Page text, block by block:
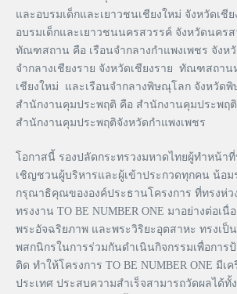
และอบรมเด็กและเยาวชนเชียงใหม่ จังหวัดเชี
อบรมเด็กและเยาวชนนครสวรรค์ จังหวัดนคร
ทัณฑสถาน คือ เรือนจำกลางกำแพงเพชร จังห
จำกลางเชียงราย จังหวัดเชียงราย ทัณฑสถาน
เชียงใหม่ และเรือนจำกลางพิษณุโลก จังหวัด
สำนักงานคุมประพฤติ คือ สำนักงานคุมประพฤ
สำนักงานคุมประพฤติจังหวัดกำแพงเพชร
โอกาสนี้ รองปลัดกระทรวงมหาดไทยผู้ทำหน้า
เชิญชวนผู้บริหารและผู้เข้าประกวดทุกคน น้อม
กรุณาธิคุณขององค์ประธานโครงการ ที่ทรงห่ว
ทรงงาน TO BE NUMBER ONE มาอย่างต่อเนื่
พระอัจฉริยภาพ และพระวิริยะอุตสาหะ ทรงเป็
พสกนิกรในการร่วมกันดำเนินกิจกรรมเพื่อการ
ติด ทำให้โครงการ TO BE NUMBER ONE มีเ
ประเทศ ประสบความสำเร็จสามารถวัดผลได้ทั้